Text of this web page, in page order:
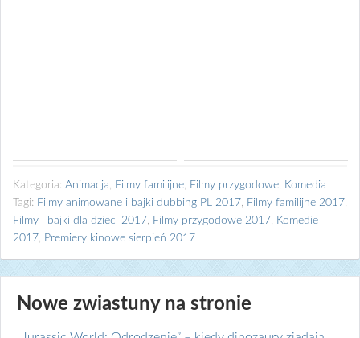
Kategoria: Animacja, Filmy familijne, Filmy przygodowe, Komedia
Tagi: Filmy animowane i bajki dubbing PL 2017, Filmy familijne 2017,
Filmy i bajki dla dzieci 2017, Filmy przygodowe 2017, Komedie
2017, Premiery kinowe sierpień 2017
Nowe zwiastuny na stronie